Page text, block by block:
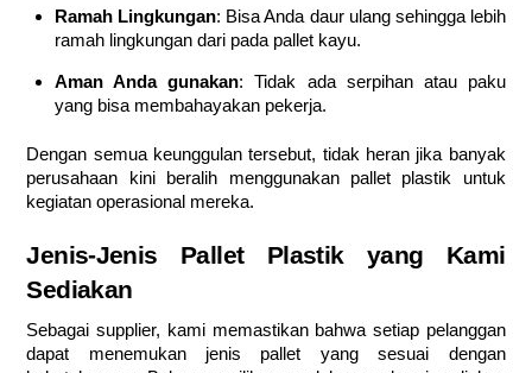
Ramah Lingkungan: Bisa Anda daur ulang sehingga lebih
ramah lingkungan dari pada pallet kayu.
Aman Anda gunakan: Tidak ada serpihan atau paku
yang bisa membahayakan pekerja.
Dengan semua keunggulan tersebut, tidak heran jika banyak
perusahaan kini beralih menggunakan pallet plastik untuk
kegiatan operasional mereka.
Jenis-Jenis Pallet Plastik yang Kami
Sediakan
Sebagai supplier, kami memastikan bahwa setiap pelanggan
dapat menemukan jenis pallet yang sesuai dengan